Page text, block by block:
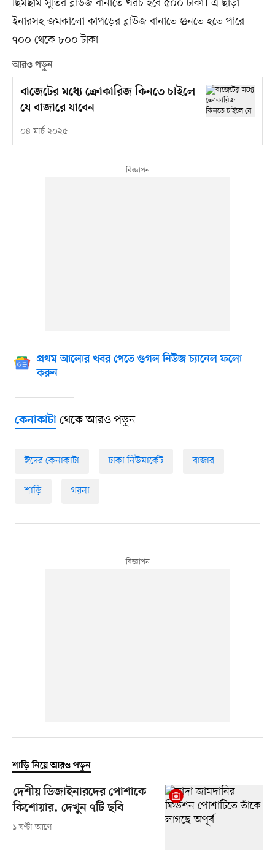
ছিমছাম সুতির ব্লাউজ বানাতে খরচ হবে ৫০০ টাকা। এ ছাড়া
ইনারসহ জমকালো কাপড়ের ব্লাউজ বানাতে গুনতে হতে পারে
৭০০ থেকে ৮০০ টাকা।
আরও পড়ুন
বাজেটের মধ্যে ক্রোকারিজ কিনতে চাইলে
যে বাজারে যাবেন
০৪ মার্চ ২০২৫
প্রথম আলোর খবর পেতে গুগল নিউজ চ্যানেল ফলো
করুন
কেনাকাটাথেকে আরও পড়ুন
ঈদের কেনাকাটা ঢাকা নিউমার্কেট বাজার
শাড়ি গয়না
শাড়ি নিয়ে আরও পড়ুন
দেশীয় ডিজাইনারদের পোশাকে
কিশোয়ার, দেখুন ৭টি ছবি
১ ঘণ্টা আগে